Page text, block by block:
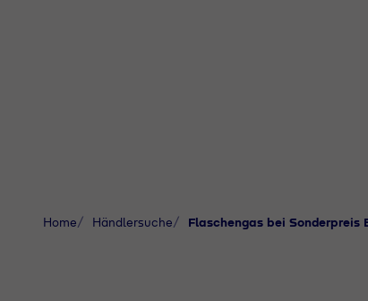
Home Händlersuche Flaschengas bei Sonderpreis